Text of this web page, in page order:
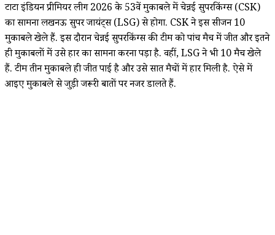
टाटा इंडियन प्रीमियर लीग 2026 के 53वें मुकाबले में चेन्नई सुपरकिंग्स (CSK)
का सामना लखनऊ सुपर जायंट्स (LSG) से होगा. CSK ने इस सीजन 10
मुकाबले खेले हैं. इस दौरान चेन्नई सुपरकिंग्स की टीम को पांच मैच में जीत और इतने
ही मुकाबलों में उसे हार का सामना करना पड़ा है. वहीं, LSG ने भी 10 मैच खेले
हैं. टीम तीन मुकाबले ही जीत पाई है और उसे सात मैचों में हार मिली है. ऐसे में
आइए मुकाबले से जुड़ी जरूरी बातों पर नजर डालते हैं.